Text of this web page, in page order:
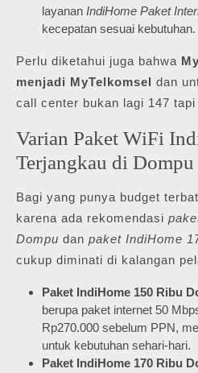
layanan IndiHome Paket
kecepatan sesuai kebutuhan.
Perlu diketahui juga bahwa
menjadi MyTelkomsel dan
call center bukan lagi 147 tapi
Varian Paket WiFi
Terjangkau di Dompu
Bagi yang punya budget
karena ada rekomendasi
Dompu dan paket IndiHome
cukup diminati di kalangan
Paket IndiHome 150 Ribu
berupa paket internet 50
Rp270.000 sebelum PPN,
untuk kebutuhan sehari-hari.
Paket IndiHome 170 Ribu